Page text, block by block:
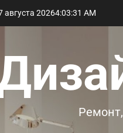
августа 20264:03:32 AM